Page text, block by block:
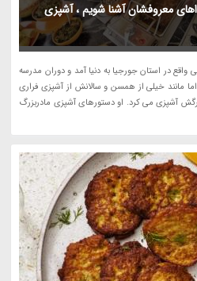
معروفشان آشنا شویم ، آشپزی
واقع در استان جورجیا به دنیا آمد و دوران مدرسه
مانند خیلی از همسن و سالانش از آشپزی فراری
آشپزی می کرد. او دستورهای آشپزی مادربزرگ